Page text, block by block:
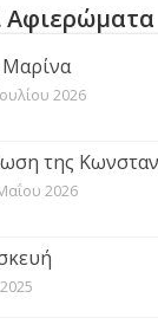
Αφιερώματα
Μαρίνα
2026
της
2026